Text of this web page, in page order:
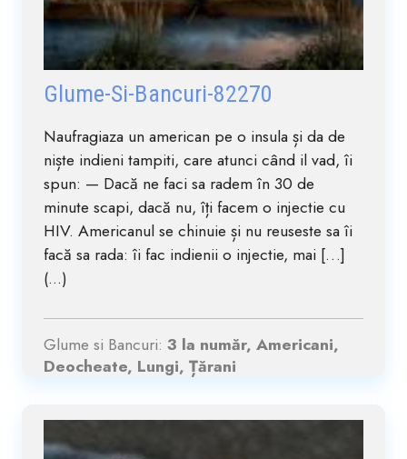
Glume-Si-Bancuri-82270
Naufragiaza un american pe o insula și da de
niște indieni tampiti, care atunci când il vad, îi
spun: — Dacă ne faci sa radem în 30 de
minute scapi, dacă nu, îți facem o injectie cu
HIV. Americanul se chinuie și nu reuseste sa îi
facă sa rada: îi fac indienii o injectie, mai […]
(...)
Glume si Bancuri: 3 la număr, Americani,
Deocheate, Lungi, Țărani